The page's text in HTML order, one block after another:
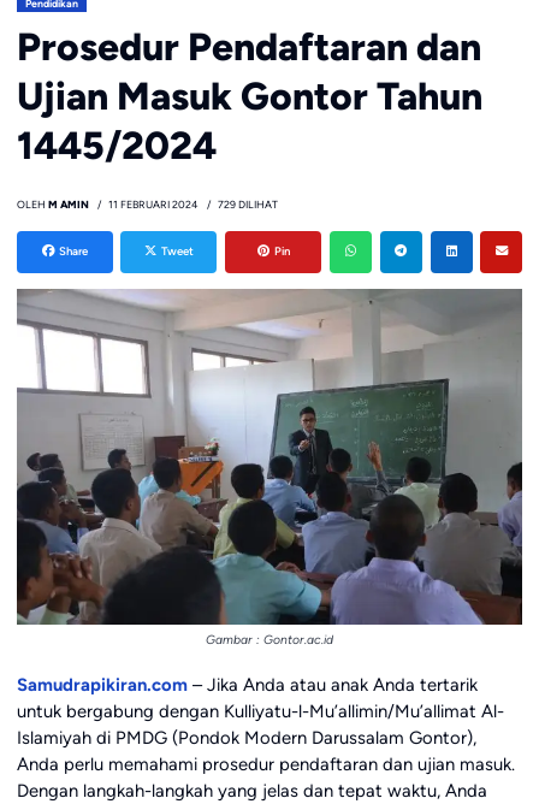
Pendidikan
Prosedur Pendaftaran dan
Ujian Masuk Gontor Tahun
1445/2024
OLEH M AMIN 11 FEBRUARI 2024 729 DILIHAT
Share Tweet Pin
Gambar : Gontor.ac.id
Samudrapikiran.com– Jika Anda atau anak Anda tertarik
untuk bergabung dengan Kulliyatu-l-Mu’allimin/Mu’allimat Al-
Islamiyah di PMDG (Pondok Modern Darussalam Gontor),
Anda perlu memahami prosedur pendaftaran dan ujian masuk.
Dengan langkah-langkah yang jelas dan tepat waktu, Anda